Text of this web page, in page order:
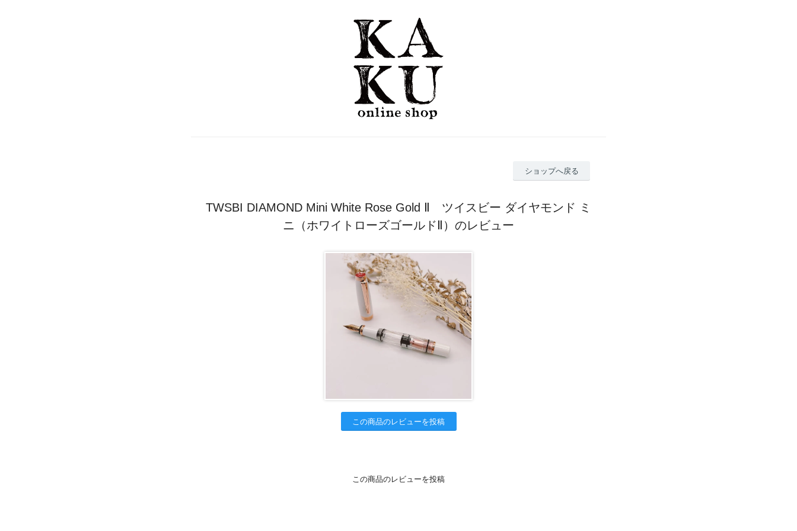
ショップへ戻る
TWSBI DIAMOND Mini White Rose Gold Ⅱ ツイスビー ダイヤモンド ミ
ニ（ホワイトローズゴールドⅡ）のレビュー
この商品のレビューを投稿
この商品のレビューを投稿